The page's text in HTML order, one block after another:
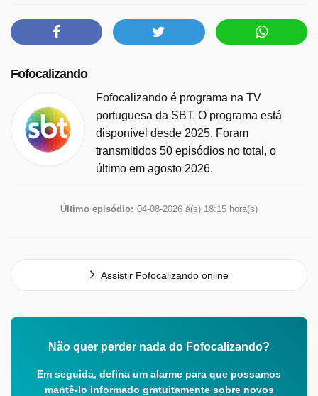
Fofocalizando
Fofocalizando é programa na TV
portuguesa da SBT. O programa está
disponível desde 2025. Foram
transmitidos 50 episódios no total, o
último em agosto 2026.
Último episódio: 04-08-2026 à(s) 18:15 hora(s)
Assistir Fofocalizando online
Não quer perder nada do Fofocalizando?
Em seguida, defina um alarme para que possamos
mantê-lo informado gratuitamente sobre novos